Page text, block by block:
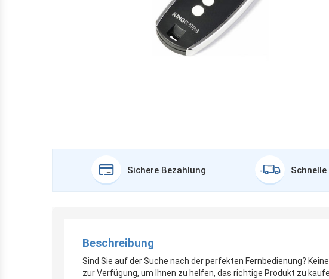
Sichere Bezahlung
Beschreibung
Sind Sie auf der Suche nach der perfekten Fernbedienung?
zur Verfügung, um Ihnen zu helfen, das richtige Produkt zu